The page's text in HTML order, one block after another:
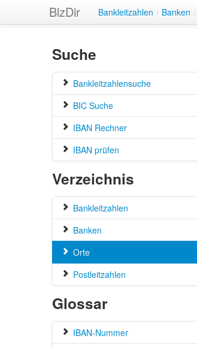
BlzDir Bankleitzahlen / Banken /
Suche
Bankleitzahlensuche
BIC Suche
IBAN Rechner
IBAN prüfen
Verzeichnis
Bankleitzahlen
Banken
Orte
Postleitzahlen
Glossar
IBAN-Nummer